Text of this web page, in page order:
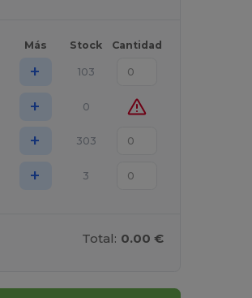
Más Stock Cantidad
+ 103
+ 0
+ 303
+ 3
Total: 0.00 €